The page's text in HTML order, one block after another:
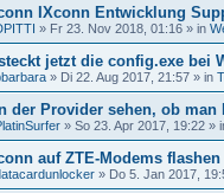
IXconn Entwicklung
» Fr 23. Nov 2018, 01:16 » in
jetzt die config.exe bei
» Di 22. Aug 2017, 21:57 » in
der Provider sehen, ob man
» So 23. Apr 2017, 19:22 »
auf ZTE-Modems flashen
» Do 5. Jan 2017,